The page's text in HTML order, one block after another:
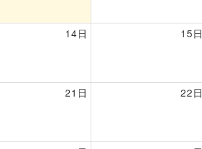
14日 15日
21日 22日